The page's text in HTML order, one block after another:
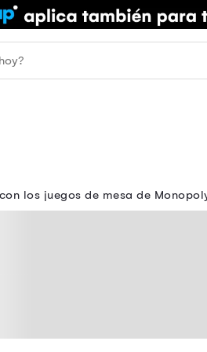
los juegos de mesa de